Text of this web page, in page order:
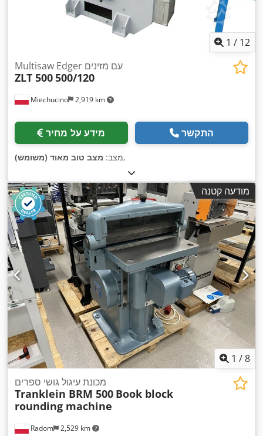
1 / 12
Miechucino 2,919 km
Multisaw Edger עם מזינים
ZLT 500500/120
מידע על מחיר התקשר
מצב: מצב טוב מאוד (משומש) ,
מודעה קטנה
1 /8
Radom 2,529 km
מכונת עיגול גושי ספרים
Tranklein BRM 500 Book block
rounding machine